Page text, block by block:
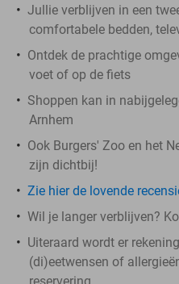
Jullie verblijven in een
comfortabele bedden,
Ontdek de prachtige
voet of op de fiets
Shoppen kan in
Arnhem
Ook Burgers' Zoo en het
zijn dichtbij!
Zie hier de lovende
Wil je langer verblijven?
Uiteraard wordt er
(di)eetwensen of